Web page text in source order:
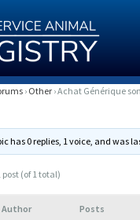
› Other ›Achat Générique
has 0 replies, 1 voice, and was
post (of 1 total)
Author Posts